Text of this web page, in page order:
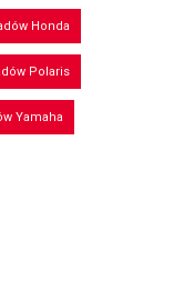
Honda
Polaris
Yamaha